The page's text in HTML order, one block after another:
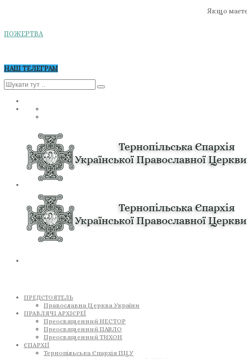
Якщо
ПОЖЕРТВА
НАШ ТЕЛЕГРАМ
ПРЕДСТОЯТЕЛЬ
Православна Церква України
ПРАВЛЯЧІ АРХІЄРЕЇ
Преосвященний НЕСТОР
Преосвященний ПАВЛО
Преосвященний ТИХОН
ЄПАРХІЇ
Тернопільська Єпархія ПЦУ